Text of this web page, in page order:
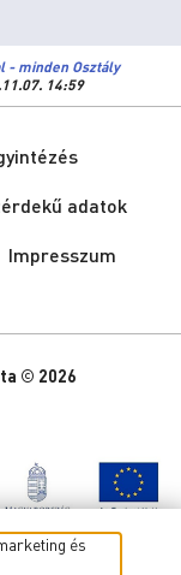
- minden Osztály
14:59
adatok
Impresszum
© 2026
és